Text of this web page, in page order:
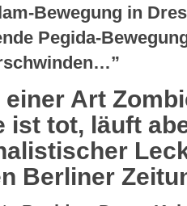
Bewegung in
Pegida-
einer Art
ist tot, läuft
Berliner